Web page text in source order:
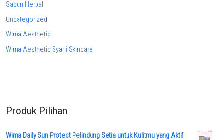
Sabun Herbal
Uncategorized
Wima Aesthetic
Wima Aesthetic Syar'i Skincare
Produk Pilihan
Wima Daily Sun Protect Pelindung Setia untuk Kulitmu yang Aktif